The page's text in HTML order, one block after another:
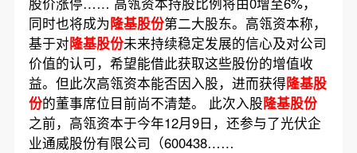
同时也将成为隆基股份第二大股东。高瓴资本称，
基于对隆基股份未来持续稳定发展的信心及对公司
价值的认可，希望能借此获取这些股份的增值收
益。但此次高瓴资本能否因入股，进而获得隆基股
份的董事席位目前尚不清楚。 此次入股隆基股份
之前，高瓴资本于今年12月9日，还参与了光伏企
业通威股份有限公司（600438……